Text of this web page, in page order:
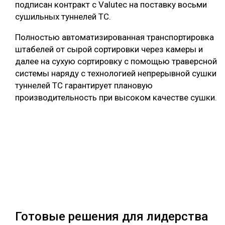
подписан контракт с Valutec на поставку восьми
сушильных туннелей ТС.
Полностью автоматизированная транспортировка
штабелей от сырой сортировки через камеры и
далее на сухую сортировку с помощью траверсной
системы наряду с технологией непрерывной сушки
туннелей ТС гарантирует плановую
производительность при высоком качестве сушки.
Готовые решения для лидерства